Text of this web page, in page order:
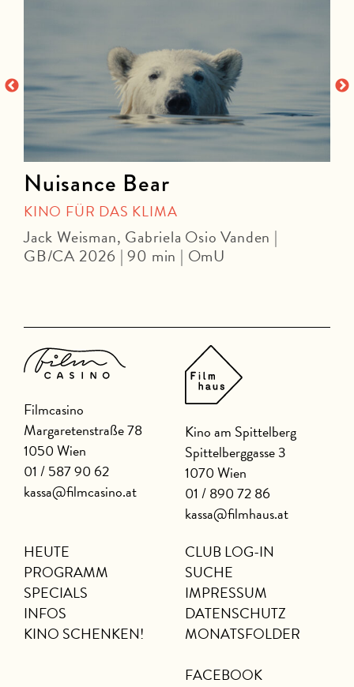
Nuisance Bear
KINO FÜR DAS KLIMA
Jack Weisman, Gabriela Osio Vanden |
GB/CA 2026 | 90 min | OmU
Filmcasino
Margaretenstraße 78
1050 Wien
01 / 587 90 62
kassa@filmcasino.at
Kino am Spittelberg
Spittelberggasse 3
1070 Wien
01 / 890 72 86
kassa@filmhaus.at
HEUTE
PROGRAMM
SPECIALS
INFOS
KINO SCHENKEN!
CLUB LOG-IN
SUCHE
IMPRESSUM
DATENSCHUTZ
MONATSFOLDER
FACEBOOK